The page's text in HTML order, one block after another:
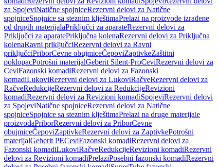
za SpojeviNatične spojniceRezervni delovi za Natične
spojniceSpojnice sa steznim klještimaPrelazi na proizvode izrađene
od drugih materijalaPriključci za aparateRezervni delovi za
Priključci za aparatePriključna kolenaRezervni delovi za Priključna
kolenaRavni priključciRezervni delovi za Ravni
priključciPriborCevne obujmiceČepoviZaptivkeZaštitni
poklopacPotrošni materijalGeberit Silent-ProCeviRezervni delovi za
CeviFazonski komadiRezervni delovi za Fazonski
komadiLukoviRezervni delovi za LukoviRačveRezervni delovi za
RačveRedukcijeRezervni delovi za RedukcijeRevizioni
komadiRezervni delovi za Revizioni komadiSpojeviRezervni delovi
za SpojeviNatične spojniceRezervni delovi za Natične
spojniceSpojnice sa steznim klještimaPrelazi na druge materijale
proizvodaPriborRezervni delovi za PriborCevne
obujmiceČepoviZaptivkeRezervni delovi za ZaptivkePotrošni
materijalGeberit PECeviFazonski komadiRezervni delovi za
Fazonski komadiLukoviRačveRedukcijeRevizioni komadiRezervni
delovi za Revizioni komadiPrelaziPosebni fazonski komadiRezervni